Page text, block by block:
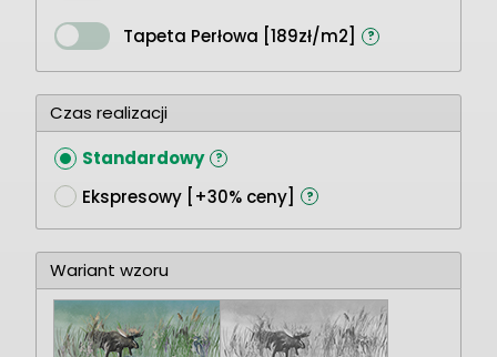
Tapeta Perłowa [189zł/m2] ?
Czas realizacji
Standardowy ?
Ekspresowy [+30% ceny] ?
Wariant wzoru